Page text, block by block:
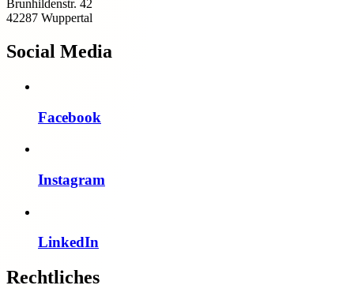
Brunhildenstr. 42
42287 Wuppertal
Social Media
Facebook
Instagram
LinkedIn
Rechtliches